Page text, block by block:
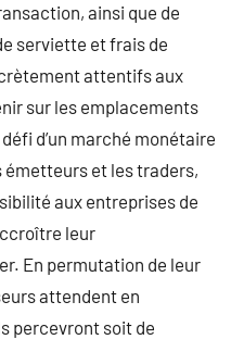
ainsi que de
serviette et frais de
attentifs aux
sur les emplacements
d’un marché monétaire
et les traders,
aux entreprises de
leur
En permutation de leur
attendent en
percevront soit de